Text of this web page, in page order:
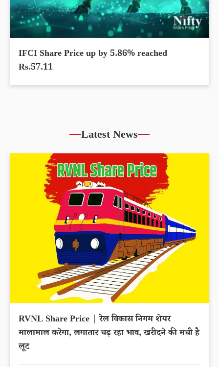
IFCI Share Price up by 5.86% reached
Rs.57.11
Latest News
RVNL Share Price | रेल विकास निगम शेयर
मालामाल करेगा, लगातार चढ़ रहा भाव, खरीदने की मची है
लूट